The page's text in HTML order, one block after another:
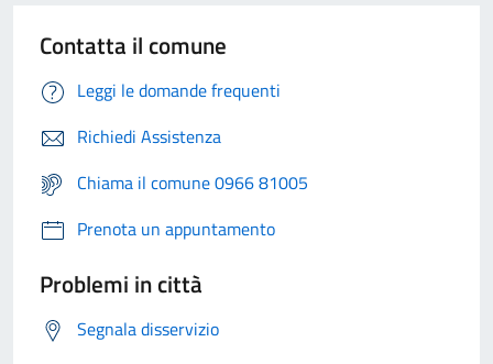
Contatta il comune
Leggi le domande frequenti
Richiedi Assistenza
Chiama il comune 0966 81005
Prenota un appuntamento
Problemi in città
Segnala disservizio